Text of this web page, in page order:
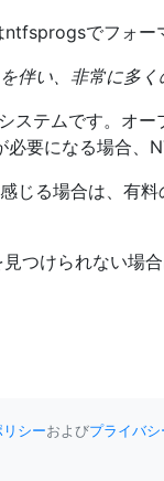
でフォー
伴い、非常に多
ステムです。オ
要になる場合、
じる場合は、有
つけられない場合
シーおよびプライバシ